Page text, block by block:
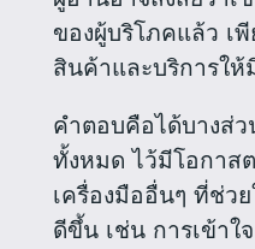
ของผู้บริโภคแล้ว เ
สินค้าและบริการใ
คำตอบคือได้บางส่ว
ทั้งหมด ไว้มีโอกาส
เครื่องมืออื่นๆ ที่ช่วย
ดีขึ้น เช่น การเข้าใจ